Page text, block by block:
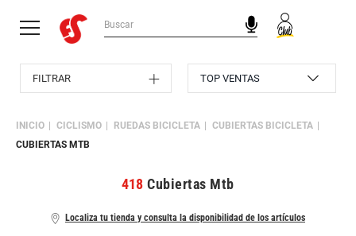
INICIO CICLISMO RUEDAS BICICLETA
CUBIERTAS BICICLETA
CUBIERTAS MTB
Localiza tu tienda y consulta la disponibilidad de los artículos
418 Cubiertas Mtb
FILTRAR